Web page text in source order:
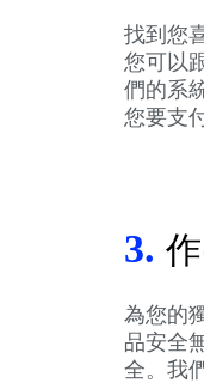
找到您
您可以
們的系
您要支
3.
為您的
品安全
全。我